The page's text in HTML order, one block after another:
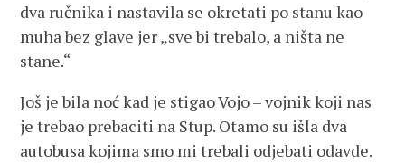
dva ručnika i nastavila se okretati po stanu kao
muha bez glave jer „sve bi trebalo, a ništa ne
stane.“
Još je bila noć kad je stigao Vojo – vojnik koji nas
je trebao prebaciti na Stup. Otamo su išla dva
autobusa kojima smo mi trebali odjebati odavde.